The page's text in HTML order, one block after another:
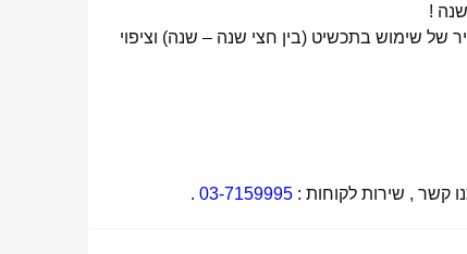
של שימוש בתכשיט (בין חצי שנה – שנה) וציפוי
קשר , שירות לקוחות : 03-7159995
.